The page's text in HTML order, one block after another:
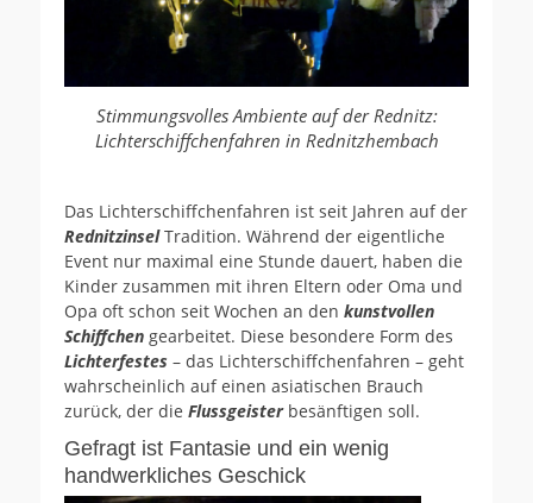
Stimmungsvolles Ambiente auf der Rednitz:
Lichterschiffchenfahren in Rednitzhembach
Das Lichterschiffchenfahren ist seit Jahren auf der
RednitzinselTradition. Während der eigentliche
Event nur maximal eine Stunde dauert, haben die
Kinder zusammen mit ihren Eltern oder Oma und
Opa oft schon seit Wochen an den kunstvollen
Schiffchen gearbeitet. Diese besondere Form des
Lichterfestes – das Lichterschiffchenfahren – geht
wahrscheinlich auf einen asiatischen Brauch
zurück, der die Flussgeisterbesänftigen soll.
Gefragt ist Fantasie und ein wenig
handwerkliches Geschick